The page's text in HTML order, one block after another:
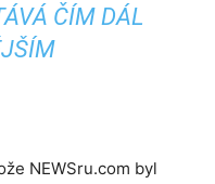
ČÍM DÁL
NEWSru.com byl